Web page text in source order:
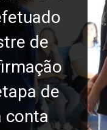
de
de
conta